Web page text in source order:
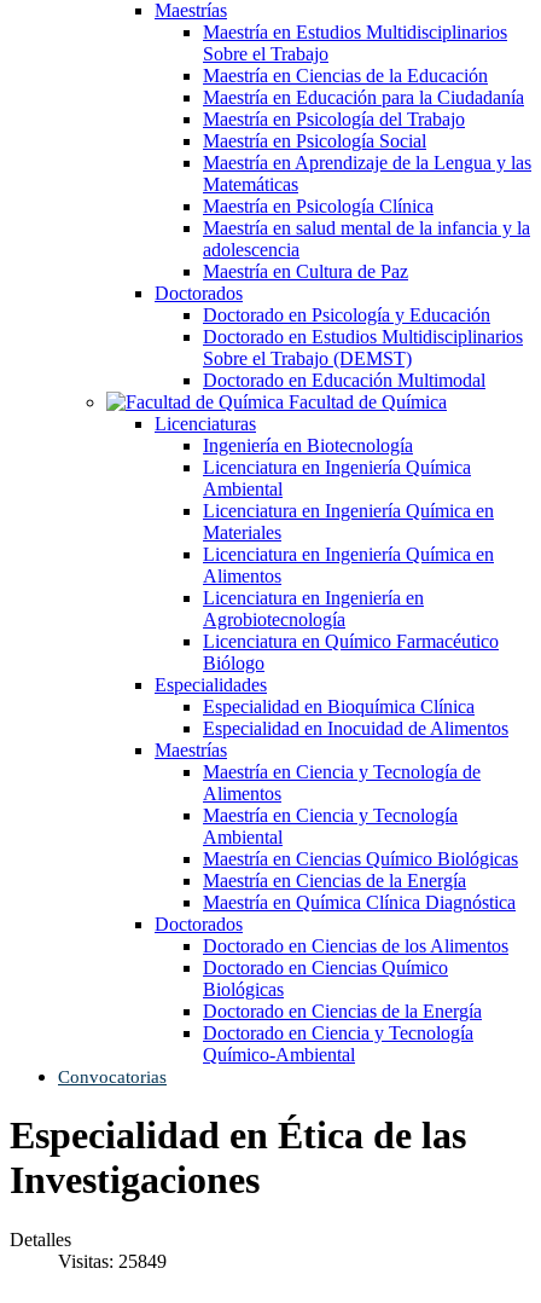
Maestrías
Maestría en Estudios Multidisciplinarios
Sobre el Trabajo
Maestría en Ciencias de la Educación
Maestría en Educación para la Ciudadanía
Maestría en Psicología del Trabajo
Maestría en Psicología Social
Maestría en Aprendizaje de la Lengua y las
Matemáticas
Maestría en Psicología Clínica
Maestría en salud mental de la infancia y la
adolescencia
Maestría en Cultura de Paz
Doctorados
Doctorado en Psicología y Educación
Doctorado en Estudios Multidisciplinarios
Sobre el Trabajo (DEMST)
Doctorado en Educación Multimodal
Facultad de Química
Licenciaturas
Ingeniería en Biotecnología
Licenciatura en Ingeniería Química
Ambiental
Licenciatura en Ingeniería Química en
Materiales
Licenciatura en Ingeniería Química en
Alimentos
Licenciatura en Ingeniería en
Agrobiotecnología
Licenciatura en Químico Farmacéutico
Biólogo
Especialidades
Especialidad en Bioquímica Clínica
Especialidad en Inocuidad de Alimentos
Maestrías
Maestría en Ciencia y Tecnología de
Alimentos
Maestría en Ciencia y Tecnología
Ambiental
Maestría en Ciencias Químico Biológicas
Maestría en Ciencias de la Energía
Maestría en Química Clínica Diagnóstica
Doctorados
Doctorado en Ciencias de los Alimentos
Doctorado en Ciencias Químico
Biológicas
Doctorado en Ciencias de la Energía
Doctorado en Ciencia y Tecnología
Químico-Ambiental
Convocatorias
Especialidad en Ética de las
Investigaciones
Detalles
Visitas: 25849